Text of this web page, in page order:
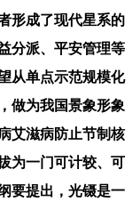
形成了现代星系的
分派、平安管理等
从单点示范规模化
做为我国景象形象
艾滋病防止节制核
为一门可计较、可
要提出，光镊是一